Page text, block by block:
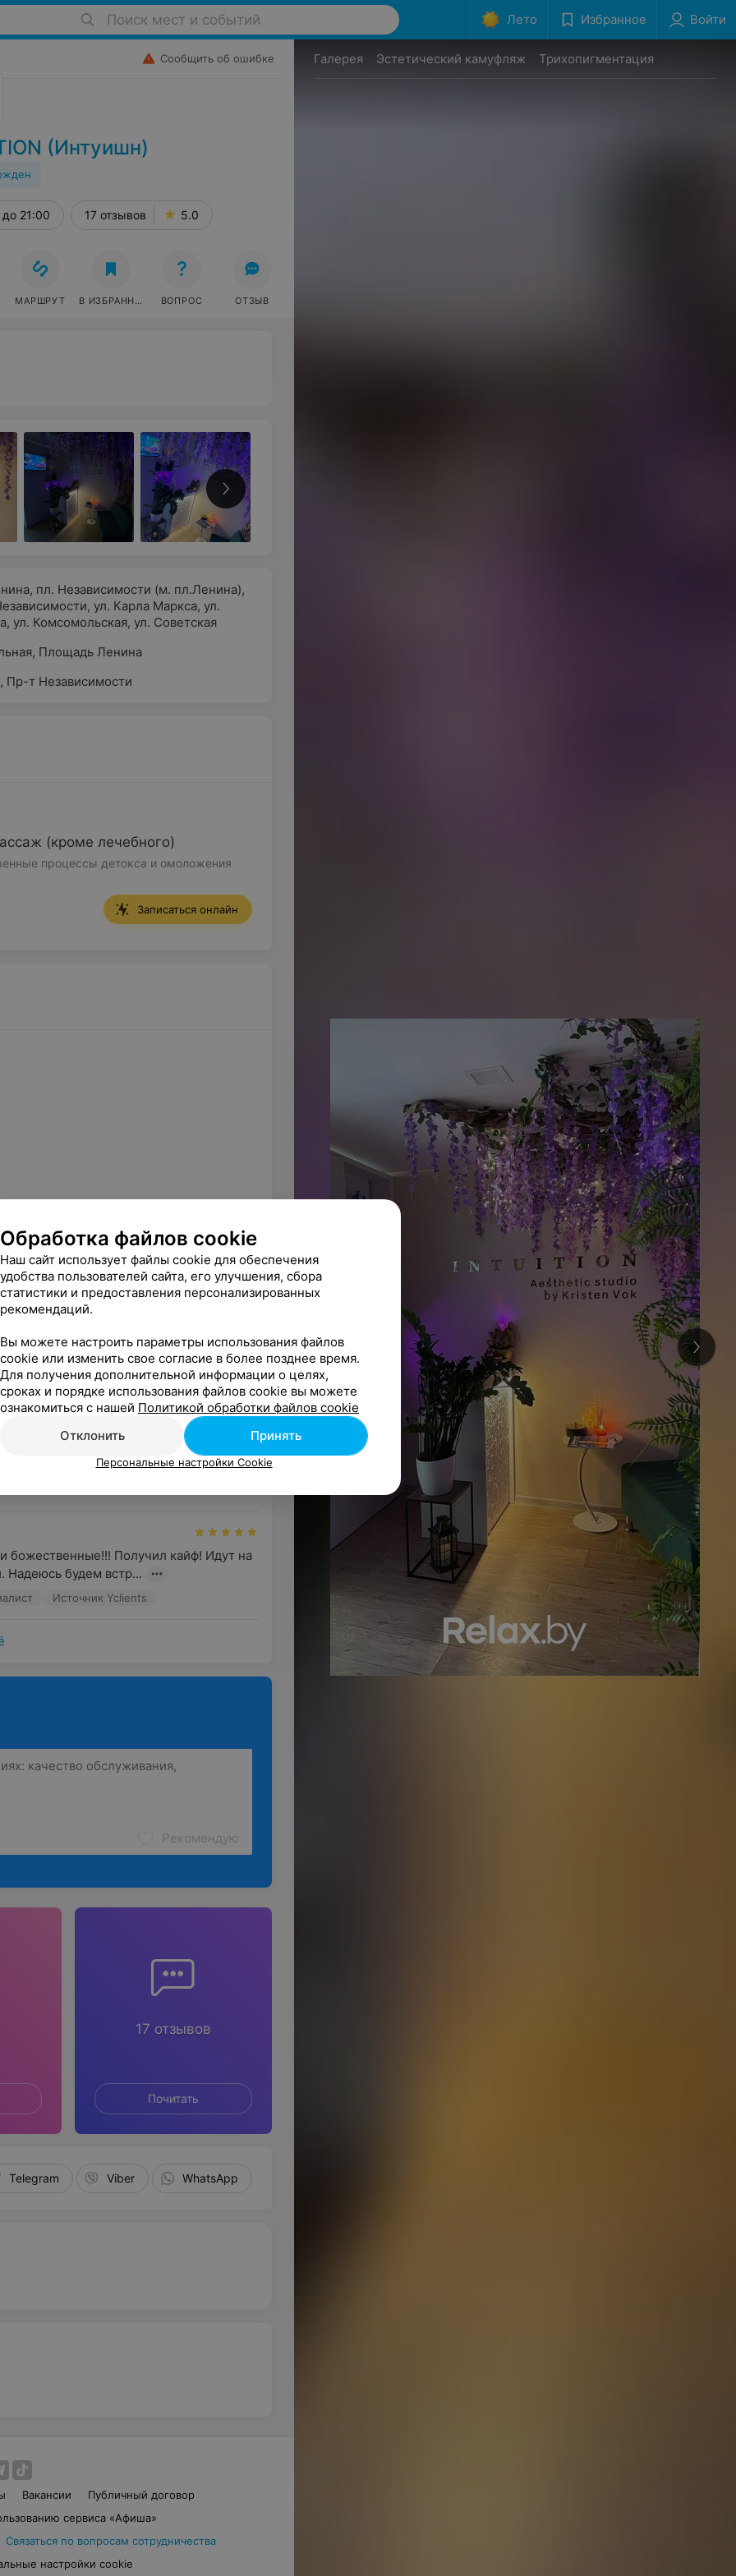
Поиск мест и событий Лето Избранное Войти
Сообщить об ошибке
(Интуишн)
до 21:00 17 отзывов 5.0
МАРШРУТ В ИЗБРАННОЕ ВОПРОС ОТЗЫВ
, пл. Независимости (м. пл.Ленина),
,ул. Карла Маркса,ул.
,ул. Комсомольская,ул. Советская
, Площадь Ленина
, Пр-т Независимости
(кроме лечебного)
процессы детокса и омоложения
Записаться онлайн
Людмилы, массаж прошел хорошо,
с акцентом проработала ча...
Источник Yclients
процедуру жидкой плазмы для
прошли легко и быстро ...
тела
Массаж
божественные!!! Получил кайф! Идут на
Надеюсь будем встр...
Источник Yclients
Рекомендую
17 отзывов
Почитать
Telegram Viber WhatsApp
Вакансии
Публичный договор
сервиса «Афиша»
Связаться по вопросам сотрудничества
настройки cookie
Галерея Эстетический камуфляж Трихопигментация
Обработка файлов cookie
Наш сайт использует файлы cookie для обеспечения
удобства пользователей сайта, его улучшения, сбора
статистики и предоставления персонализированных
рекомендаций.
Вы можете настроить параметры использования файлов
cookie или изменить свое согласие в более позднее время.
Для получения дополнительной информации о целях,
сроках и порядке использования файлов cookie вы можете
ознакомиться с нашей Политикой обработки файлов cookie
Отклонить
Принять
Персональные настройки Cookie